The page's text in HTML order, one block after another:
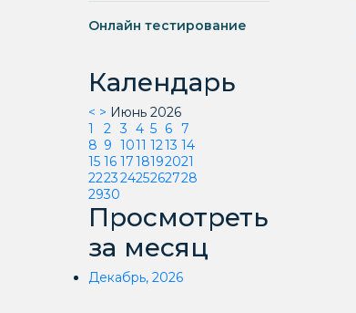
Онлайн тестирование
Календарь
< > Июнь 2026
1
2 3 4 5 6
7
8 9 1011 1213 14
15 16 1718192021
22232425262728
2930
Просмотреть
за месяц
Декабрь, 2026